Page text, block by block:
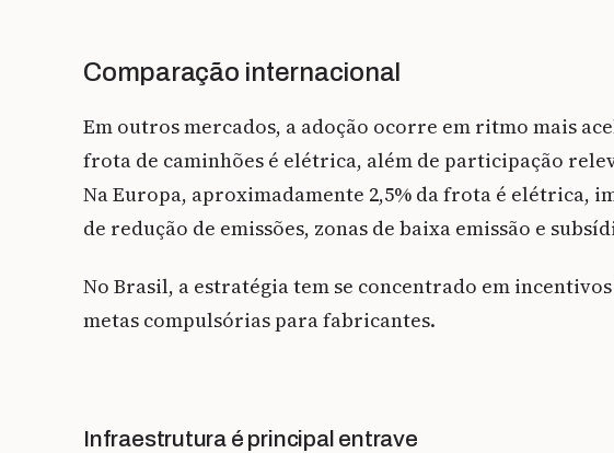
Comparação internacional
Em outros mercados, a adoção ocorre em ritmo mais
frota de caminhões é elétrica, além de participação
Na Europa, aproximadamente 2,5% da frota é elétrica,
de redução de emissões, zonas de baixa emissão e
No Brasil, a estratégia tem se concentrado em
metas compulsórias para fabricantes.
Infraestrutura é principal entrave